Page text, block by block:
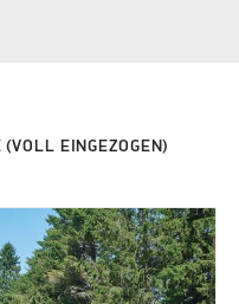
EINGEZOGEN)